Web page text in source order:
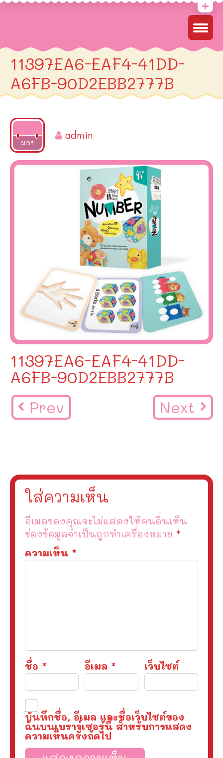
11397EA6-EAF4-41DD-
A6FB-90D2EBB2777B
มกร
2022
admin
11397EA6-EAF4-41DD-
A6FB-90D2EBB2777B
Prev Next
ใส่ความเห็น
อีเมลของคุณจะไม่แสดงให้คนอื่นเห็น
ช่องข้อมูลจำเป็นถูกทำเครื่องหมาย *
ความเห็น *
ชื่อ * อีเมล * เว็บไซต์
บันทึกชื่อ, อีเมล และชื่อเว็บไซต์ของ
ฉันบนเบราว์เซอร์นี้ สำหรับการแสดง
ความเห็นครั้งถัดไป